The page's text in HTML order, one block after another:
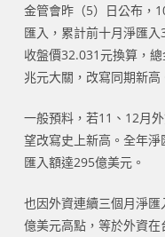
金管會昨（5）日公布，
匯入，累計前十月淨匯
收盤價32.031元換算，
兆元大關，改寫同期新高
一般預料，若11、12月
望改寫史上新高。全年
匯入額達295億美元。
也因外資連續三個月淨
億美元高點，等於外資